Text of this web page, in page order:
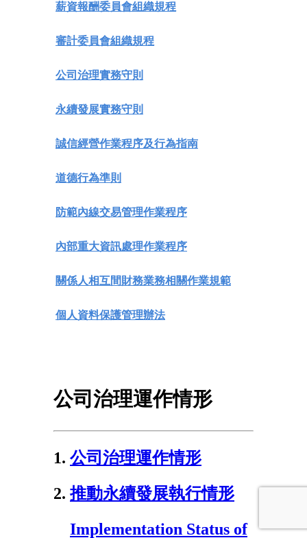
薪資報酬委員會組織規程
審計委員會組織規程
公司治理實務守則
永續發展實務守則
誠信經營作業程序及行為指南
道德行為準則
防範內線交易管理作業程序
內部重大資訊處理作業程序
關係人相互間財務業務相關作業規範
個人資料保護管理辦法
公司治理運作情形
1. 公司治理運作情形
2. 推動永續發展執行情形
Implementation Status of